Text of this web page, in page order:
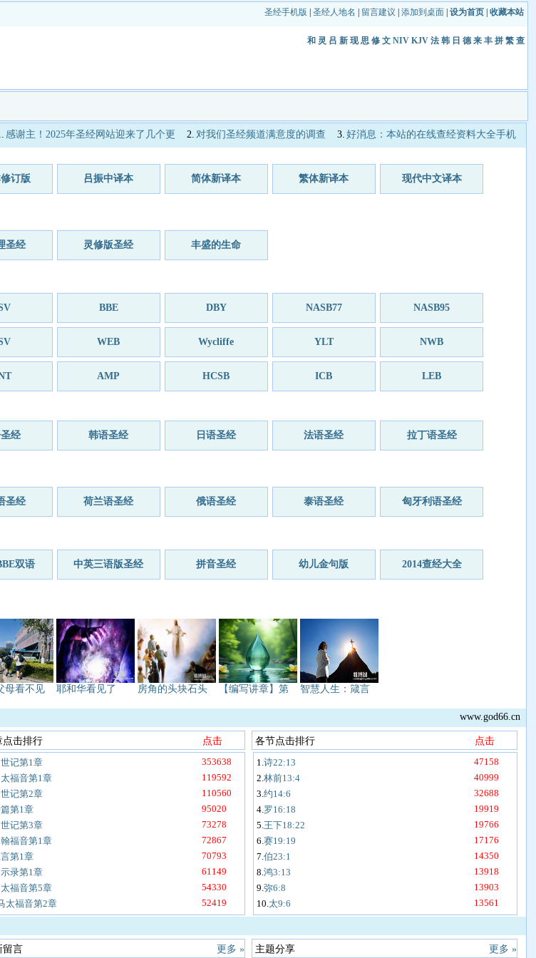
圣经手机版 圣经人地名 留言建议 添加到桌面| 设为首页| 收藏本站
和 灵 吕 新 现 思 修 文 NIV KJV 法 韩 日 德 来 丰 拼 繁 查
感谢主！2025年圣经网站迎来了几个更 2. 对我们圣经频道满意度的调查 3. 好消息：本站的在线查经资料大全手机
订版 吕振中译本 简体新译本 繁体新译本 现代中文译本
圣经 灵修版圣经 丰盛的生命
BBE DBY NASB77 NASB95
WEB Wycliffe YLT NWB
AMP HCSB ICB LEB
经 韩语圣经 日语圣经 法语圣经 拉丁语圣经
圣经 荷兰语圣经 俄语圣经 泰语圣经 匈牙利语圣经
双语 中英三语版圣经 拼音圣经 幼儿金句版 2014查经大全
母看不见 耶和华看见了 房角的头块石头 【编写讲章】第 智慧人生：箴言
www.god66.cn
点击排行
点击
记第1章
353638
福音第1章
119592
记第2章
110560
第1章
95020
记第3章
73278
福音第1章
72867
第1章
70793
示录第1章
61149
福音第5章
54330
太福音第2章 52419
各节点击排行
点击
1.诗22:13
47158
2.林前13:4
40999
3.约14:6
32688
4.罗16:18
19919
5.王下18:22
19766
6.赛19:19
17176
7.伯23:1
14350
8.鸿3:13
13918
9.弥6:8
13903
10.太9:6 13561
留言 更多 » 主题分享 更多 »